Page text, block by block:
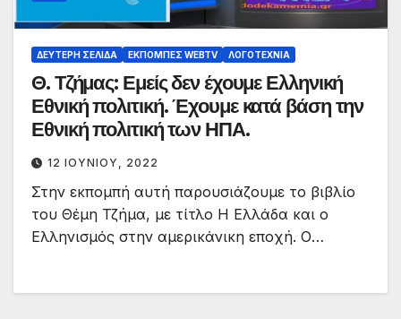
ΔΕΎΤΕΡΗ ΣΕΛΊΔΑ ΕΚΠΟΜΠΈΣ WEBTV ΛΟΓΟΤΕΧΝΊΑ
Θ. Τζήμας: Εμείς δεν έχουμε Ελληνική
Εθνική πολιτική. Έχουμε κατά βάση την
Εθνική πολιτική των ΗΠΑ.
12 ΙΟΥΝΊΟΥ, 2022
Στην εκπομπή αυτή παρουσιάζουμε το βιβλίο
του Θέμη Τζήμα, με τίτλο Η Ελλάδα και ο
Ελληνισμός στην αμερικάνικη εποχή. Ο…